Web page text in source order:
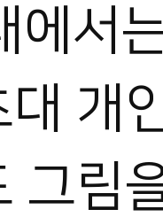
에서
대 개
그림